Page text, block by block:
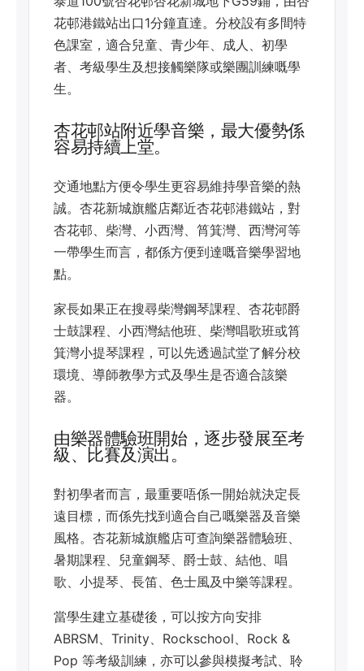
花邨港鐵站出口1分鐘直達。分校設有多間特
色課室，適合兒童、青少年、成人、初學
者、考級學生及想接觸樂隊或樂團訓練嘅學
生。
杏花邨站附近學音樂，最大優勢係
容易持續上堂。
交通地點方便令學生更容易維持學音樂的熱
誠。杏花新城旗艦店鄰近杏花邨港鐵站，對
杏花邨、柴灣、小西灣、筲箕灣、西灣河等
一帶學生而言，都係方便到達嘅音樂學習地
點。
家長如果正在搜尋柴灣鋼琴課程、杏花邨爵
士鼓課程、小西灣結他班、柴灣唱歌班或筲
箕灣小提琴課程，可以先透過試堂了解分校
環境、導師教學方式及學生是否適合該樂
器。
由樂器體驗班開始，逐步發展至考
級、比賽及演出。
對初學者而言，最重要唔係一開始就決定長
遠目標，而係先找到適合自己嘅樂器及音樂
風格。杏花新城旗艦店可查詢樂器體驗班、
暑期課程、兒童鋼琴、爵士鼓、結他、唱
歌、小提琴、長笛、色士風及中樂等課程。
當學生建立基礎後，可以按方向安排
ABRSM、Trinity、Rockschool、Rock &
Pop 等考級訓練，亦可以參與模擬考試、聆